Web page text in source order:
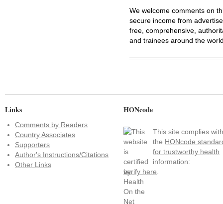
We welcome comments on
secure income from
free, comprehensive,
and trainees around the
Links
Comments by Readers
Country Associates
Supporters
Author's Instructions/Citations
Other Links
HONcode
This site complies with
the HONcode
for trustworthy health
information:
verify here